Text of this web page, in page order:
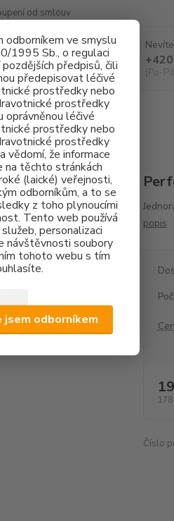
odborníkem ve smyslu
1995 Sb., o regulaci
předpisů, čili
předepisovat léčivé
prostředky nebo
prostředky
oprávněnou léčivé
prostředky nebo
prostředky
vědomí, že informace
na těchto stránkách
(laické) veřejnosti,
odborníkům, a to se
z toho plynoucími
Tento web používá
personalizaci
návštěvnosti soubory
tohoto webu s tím
jsem odborníkem
od smlouv
Hledat
(Po-
eco papírové kelímky
kelímky
popis
178
Číslo